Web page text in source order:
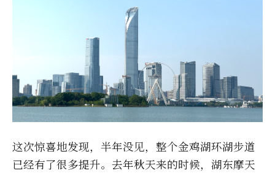
这次惊喜地发现，半年没见，整个金鸡湖环湖步道
已经有了很多提升。去年秋天来的时候，湖东摩天